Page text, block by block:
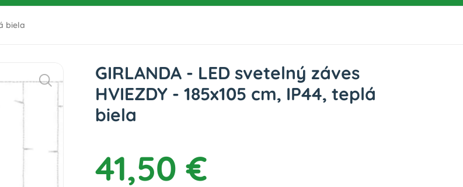
biela
GIRLANDA - LED svetelný záves
HVIEZDY - 185x105 cm, IP44, teplá
biela
41,50 €